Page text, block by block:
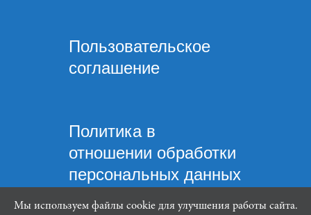
Пользовательское
соглашение
Политика в
отношении обработки
персональных данных
Мы используем файлы cookie для улучшения работы сайта.